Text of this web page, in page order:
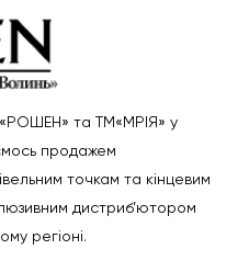
та ТМ«МРІЯ» у
продажем
точкам та кінцевим
дистриб’ютором
регіоні.